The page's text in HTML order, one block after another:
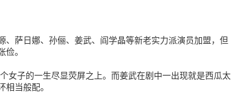
萨日娜、孙俪、姜武、阎学晶等新老实力派演员加盟，但
。
女子的一生尽显荧屏之上。而姜武在剧中一出现就是西瓜太
当般配。